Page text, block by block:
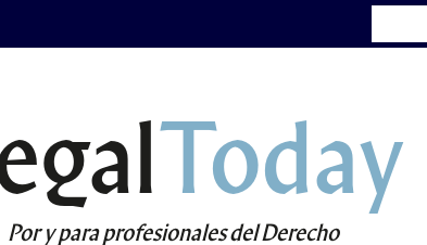
Today
Por y para profesionales del Derecho